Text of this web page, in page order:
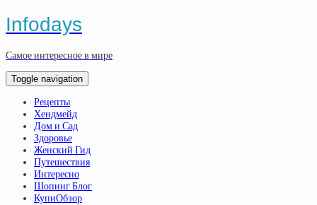
Infodays
Самое интересное в мире
Toggle navigation
Рецепты
Хендмейд
Дом и Сад
Здоровье
Женский Гид
Путешествия
Интересно
Шопинг Блог
КупиОбзор